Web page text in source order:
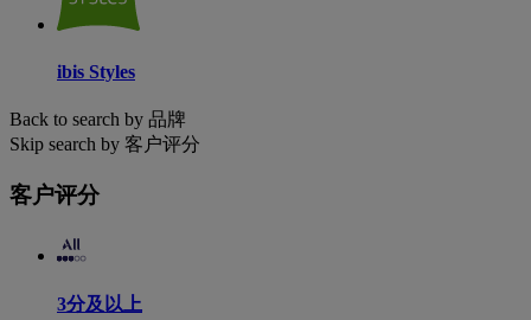
ibis Styles
Back to search by 品牌
Skip search by 客户评分
客户评分
3分及以上